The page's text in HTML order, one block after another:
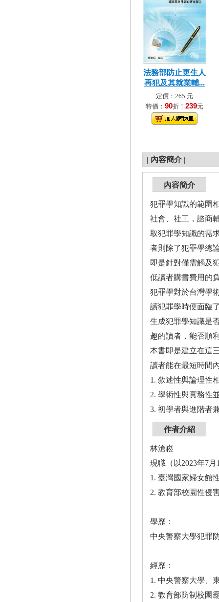
法務部防止更生人
再犯及其就業輔...
定價：265 元
特價： 90折！ 239元
| 內容簡介 |
內容簡介
犯罪學知識的範圍
社會、社工，諮商
取犯罪學知識的需
者則除了犯罪學總
即是針對僅需觸及
低讀者購書費用的
犯罪學對於台灣學
讀犯罪學時便面臨
生成犯罪學知識是
趣的讀者，能否順
本書即是建立在這
讀者能在最短時間
1. 敘述性與論理性
2. 學術性與實務性
3. 初學者與進階者
作者介紹
林滄崧
現職（以2023年7
1. 臺灣國家婦女館
2. 教育部校園性侵
學歷：
中央警察大學犯罪
經歷：
1. 中央警察大學、
2. 教育部防制校園